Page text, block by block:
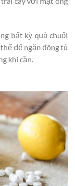
bất kỳ quả chuối
để ngăn đông tủ
khi cần.